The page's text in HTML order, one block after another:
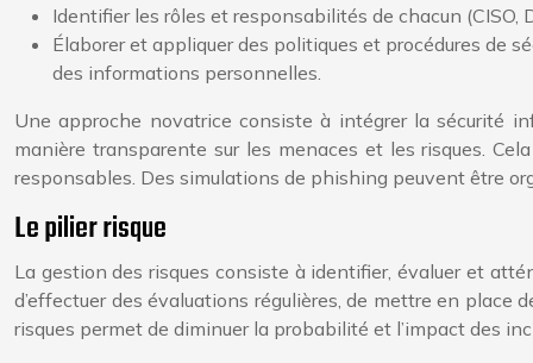
Identifier les rôles et responsabilités de chacun (CISO,
Élaborer et appliquer des politiques et procédures de
des informations personnelles.
Une approche novatrice consiste à intégrer la sécurité
manière transparente sur les menaces et les risques.
responsables. Des simulations de phishing peuvent être
Le pilier risque
La gestion des risques consiste à identifier, évaluer et
d’effectuer des évaluations régulières, de mettre en place
risques permet de diminuer la probabilité et l’impact des